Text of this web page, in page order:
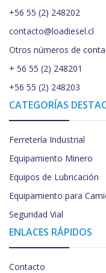
+56 55 (2) 248202
contacto@loadiesel.cl
Otros números de
+ 56 55 (2) 248201
+56 55 (2) 248203
CATEGORÍAS
Ferretería Industrial
Equipamiento Minero
Equipos de Lubricación
Equipamiento para
Seguridad Vial
ENLACES RÁPIDOS
Contacto